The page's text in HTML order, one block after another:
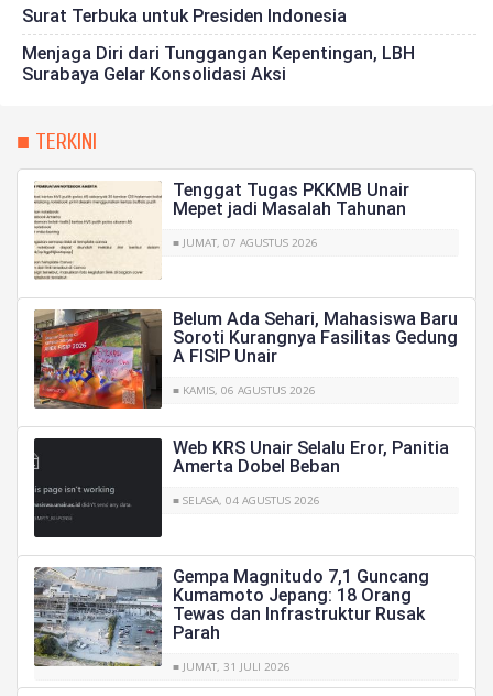
Surat Terbuka untuk Presiden Indonesia
Menjaga Diri dari Tunggangan Kepentingan, LBH
Surabaya Gelar Konsolidasi Aksi
■ TERKINI
Tenggat Tugas PKKMB Unair
Mepet jadi Masalah Tahunan
■ JUMAT, 07 AGUSTUS 2026
Belum Ada Sehari, Mahasiswa Baru
Soroti Kurangnya Fasilitas Gedung
A FISIP Unair
■ KAMIS, 06 AGUSTUS 2026
Web KRS Unair Selalu Eror, Panitia
Amerta Dobel Beban
■ SELASA, 04 AGUSTUS 2026
Gempa Magnitudo 7,1 Guncang
Kumamoto Jepang: 18 Orang
Tewas dan Infrastruktur Rusak
Parah
■ JUMAT, 31 JULI 2026